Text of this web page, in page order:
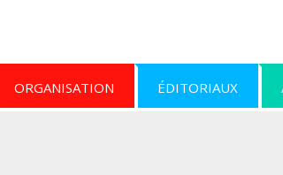
ORGANISATION ÉDITORIAUX